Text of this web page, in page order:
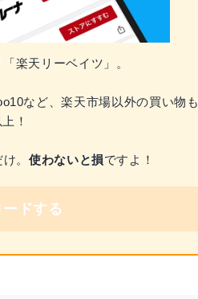
楽天リーベイツ」。
など、楽天市場以外の買い物も
！
。 使わないと損ですよ！
ドする